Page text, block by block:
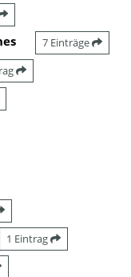
7 Einträge
1 Eintrag